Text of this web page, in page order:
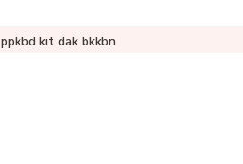
ppkbd kit dak bkkbn